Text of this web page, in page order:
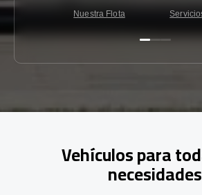
Nuestra Flota
Vehículos para
necesidades